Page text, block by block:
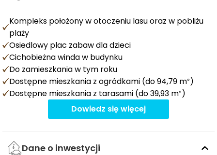
Kompleks położony w otoczeniu lasu oraz w pobliżu
plaży
Osiedlowy plac zabaw dla dzieci
Cichobieżna winda w budynku
Do zamieszkania w tym roku
Dostępne mieszkania z ogródkami (do 94,79 m²)
Dostępne mieszkania z tarasami (do 39,93 m²)
Dowiedz się więcej
Dane o inwestycji